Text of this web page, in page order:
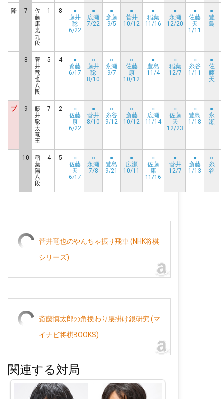
降 7
佐
藤
康
光
九
段
1 8
●
藤井
聡
6/22
●
広瀬
7/22
●
斎藤
9/5
●
菅井
10/12
●
稲葉
11/16
●
永瀬
12/20
●
佐藤
天
1/11
●
豊
島
8
菅
井
竜
也
八
段
5 4
●
斎藤
6/17
○
藤井
聡
8/10
○
永瀬
9/7
○
佐藤
康
10/12
●
豊島
11/4
○
稲葉
12/7
○
糸谷
1/11
●
佐
藤
天
プ 9
藤
井
聡
太
竜
王
7 2
○
佐藤
康
6/22
●
菅井
8/10
○
糸谷
9/12
○
斎藤
10/12
○
広瀬
11/14
○
佐藤
天
12/23
○
豊島
1/18
●
永
瀬
10
稲
葉
陽
八
段
4 5
○
佐藤
天
6/17
○
永瀬
7/8
●
豊島
9/21
●
広瀬
10/11
○
佐藤
康
11/16
●
菅井
12/7
●
斎藤
1/13
○
糸
谷
菅井竜也のやんちゃ振り飛車 (NHK将棋
シリーズ)
斎藤慎太郎の角換わり腰掛け銀研究 (マ
イナビ将棋BOOKS)
関連する対局